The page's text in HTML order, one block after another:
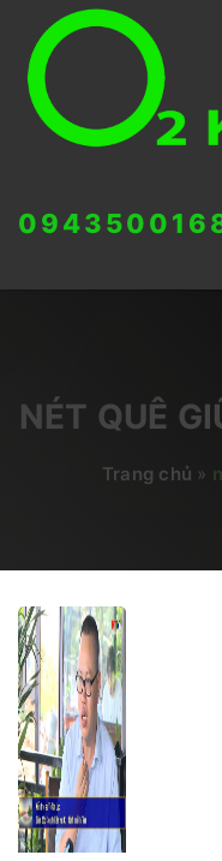
NÉT QUÊ
Trang chủ »